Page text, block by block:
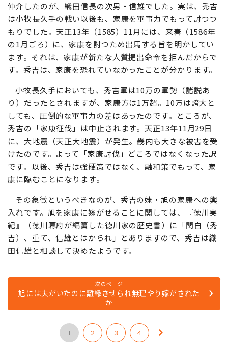
仲介したのが、織田信長の次男・信雄でした。実は、秀吉
は小牧長久手の戦い以後も、家康を軍事力でもって討つつ
もりでした。天正13年（1585）11月には、来春（1586年
の1月ごろ）に、家康を討つため出馬する旨を明かしてい
ます。それは、家康が新たな人質提出命令を拒んだからで
す。秀吉は、家康を恐れていなかったことが分かります。
小牧長久手においても、秀吉軍は10万の軍勢（諸説あ
り）だったとされますが、家康方は1万超。10万は誇大と
しても、圧倒的な軍事力の差はあったのです。ところが、
秀吉の「家康征伐」は中止されます。天正13年11月29日
に、大地震（天正大地震）が発生。畿内も大きな被害を受
けたのです。よって「家康討伐」どころではなくなった訳
です。以後、秀吉は強硬策ではなく、融和策でもって、家
康に臨むことになります。
その象徴というべきなのが、秀吉の妹・旭の家康への輿
入れです。旭を家康に嫁がせることに関しては、『徳川実
紀』（徳川幕府が編纂した徳川家の歴史書）に「関白（秀
吉）、重て、信雄とはかられ」とありますので、秀吉は織
田信雄と相談して決めたようです。
次のページ
旭には夫がいたのに離縁させられ無理やり嫁がされた
か
1 2 3 4